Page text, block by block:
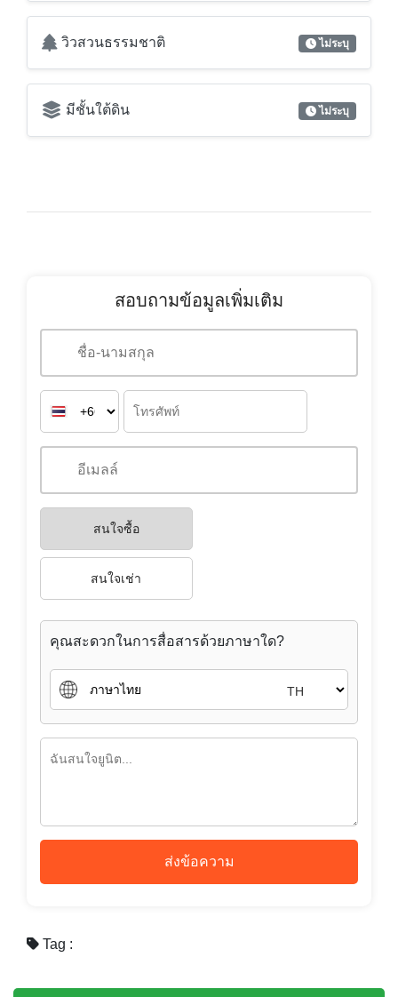
วิวสวนธรรมชาติ ไม่ระบุ
มีชั้นใต้ดิน ไม่ระบุ
สอบถามข้อมูลเพิ่มเติม
สนใจซื้อ
สนใจเช่า
คุณสะดวกในการสื่อสารด้วยภาษาใด?
TH
ส่งข้อความ
Tag :